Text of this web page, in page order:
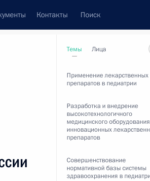
Контакты Поиск
Комиссии и советы
май, 2011
Темы
Применение лекарственных
препаратов в педиатрии
Разработка и внедрение
высокотехнологичного
медицинского
инновационных
препаратов
Совершенствование
нормативной базы системы
здравоохранения в
Лица